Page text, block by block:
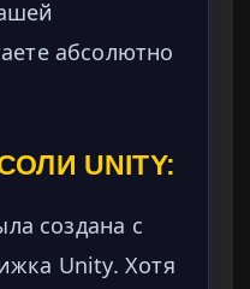
абсолютно
UNITY:
создана с
Unity. Хотя